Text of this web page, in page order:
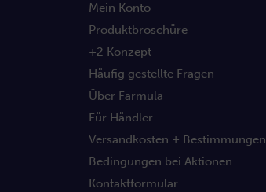
Mein Konto
Produktbroschüre
+2 Konzept
Häufig gestellte Fragen
Über Farmula
Für Händler
Versandkosten + Bestimmungen
Bedingungen bei Aktionen
Kontaktformular